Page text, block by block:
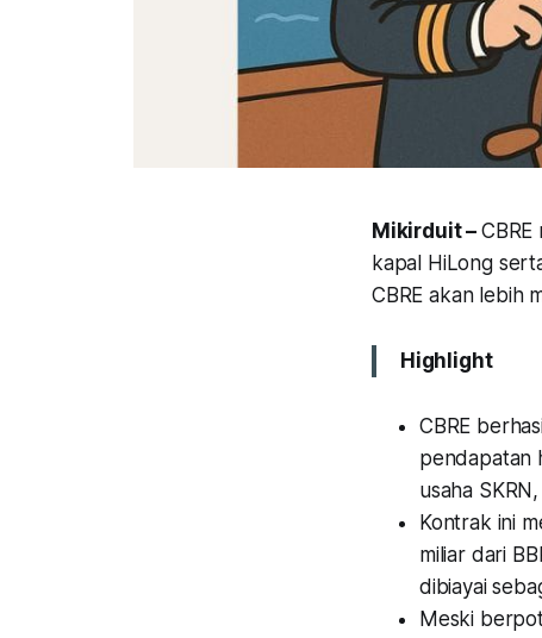
Mikirduit –
kapal HiLong
CBRE akan lebih
Highlight
CBRE
pendapatan
usaha
Kontrak ini
miliar dari
dibiayai
Meski